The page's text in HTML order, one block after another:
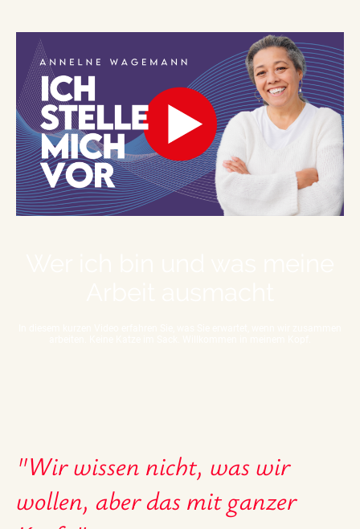
"Wir wissen nicht, was wir
wollen, aber das mit ganzer